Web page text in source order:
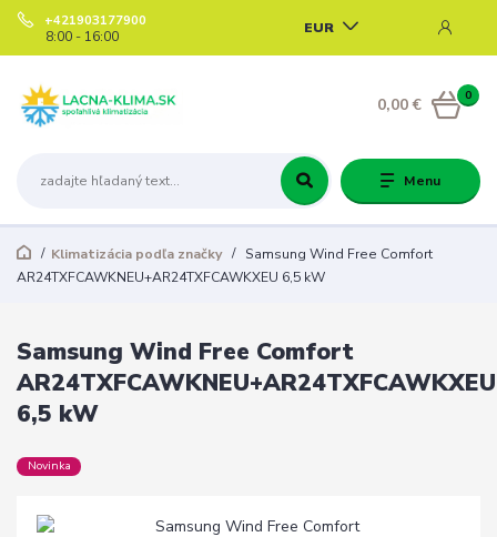
Menu
EUR
+421903177900
8:00 - 16:00
0
0,00 €
Klimatizácia podľa značky
Samsung Wind Free Comfort
AR24TXFCAWKNEU+AR24TXFCAWKXEU 6,5 kW
Samsung Wind Free Comfort
AR24TXFCAWKNEU+AR24TXFCAWKXEU
6,5 kW
Novinka